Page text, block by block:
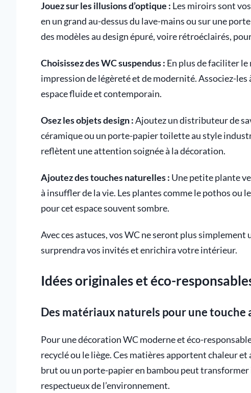
Jouez sur les illusions d’optique : Les miroirs sont
en un grand au-dessus du lave-mains ou sur une
des modèles au design épuré, voire rétroéclairés,
Choisissez des WC suspendus : En plus de faciliter
impression de légèreté et de modernité. Associez-
espace fluide et contemporain.
Osez les objets design :Ajoutez un distributeur de
céramique ou un porte-papier toilette au style
reflètent une attention soignée à la décoration.
Ajoutez des touches naturelles : Une petite plante
à insuffler de la vie. Les plantes comme le pothos ou
pour cet espace souvent sombre.
Avec ces astuces, vos WC ne seront plus
surprendra vos invités et enrichira votre intérieur.
Idées originales et éco-
Des matériaux naturels pour une
Pour une décoration WC moderne et éco-
recyclé ou le liège. Ces matières apportent chaleur
brut ou un porte-papier en bambou peut
respectueux de l’environnement.